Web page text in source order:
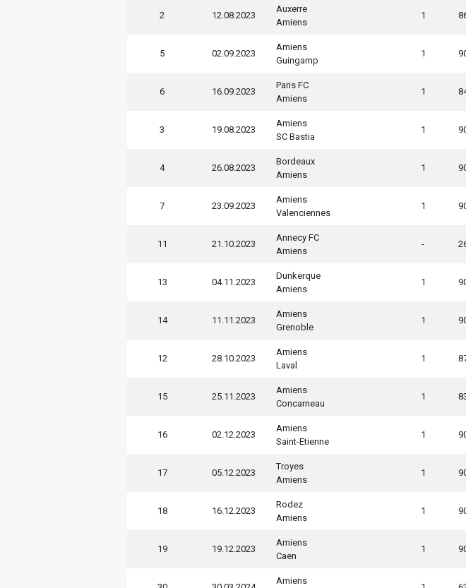
2 12.08.2023
Auxerre
Amiens
1
5 02.09.2023
Amiens
Guingamp
1
6 16.09.2023
Paris FC
Amiens
1
3 19.08.2023
Amiens
SC Bastia
1
4 26.08.2023
Bordeaux
Amiens
1
7 23.09.2023
Amiens
Valenciennes
1
11 21.10.2023
Annecy FC
Amiens
-
13 04.11.2023
Dunkerque
Amiens
1
14 11.11.2023
Amiens
Grenoble
1
12 28.10.2023
Amiens
Laval
1
15 25.11.2023
Amiens
Concarneau
1
16 02.12.2023
Amiens
Saint-Etienne
1
17 05.12.2023
Troyes
Amiens
1
18 16.12.2023
Rodez
Amiens
1
19 19.12.2023
Amiens
Caen
1
Amiens